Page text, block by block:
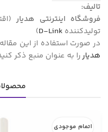
تالیف:
فروشگاه اینترنتی هدیار
تولیدکننده D-Link
)
در صورت استفاده از این
هدیاررا به عنوان منبع ذکر
اتمام موجودی